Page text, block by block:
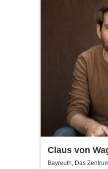
Claus von
Equilibrium
Bayreuth, Das